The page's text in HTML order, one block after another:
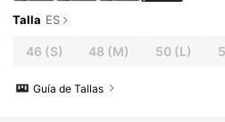
Talla ES
46 (S) 48 (M) 50(L)
Guía de Tallas